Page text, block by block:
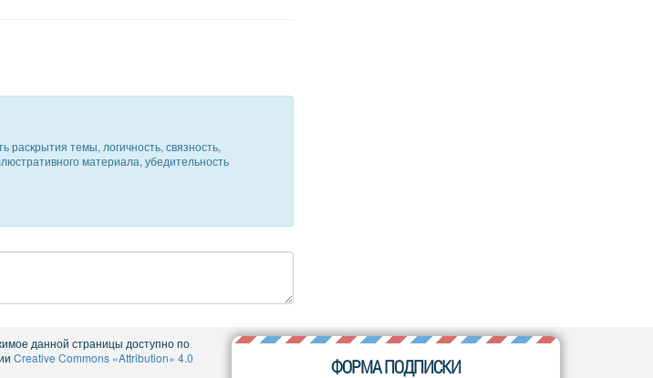
раскрытия темы, логичность, связность,
материала, убедительность
данной страницы доступно по
Creative Commons «Attribution» 4.0
ФОРМА ПОДПИСКИ